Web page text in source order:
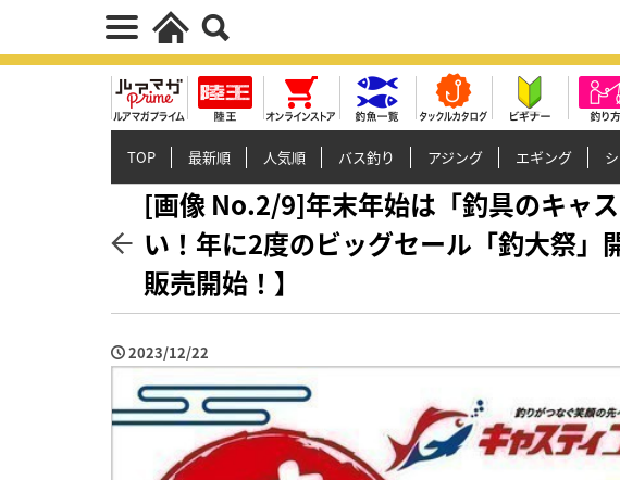
TOP 最新順 人気順 バス釣り アジング エギング
[画像 No.2/9]年末年始は「釣具のキャ
い！年に2度のビッグセール「釣大祭」
販売開始！】
2023/12/22